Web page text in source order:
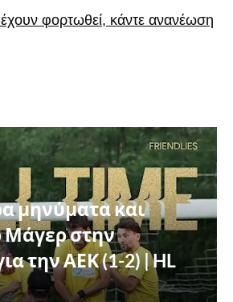
φορτωθεί, κάντε ανανέωση
μηνύματα και
Μάγερ στην
την ΑΕΚ (1-2) | HL